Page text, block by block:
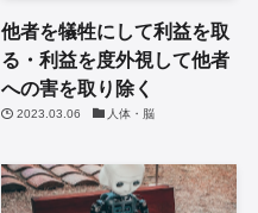
他者を犠牲にして利益を取
る・利益を度外視して他者
への害を取り除く
2023.03.06 人体・脳